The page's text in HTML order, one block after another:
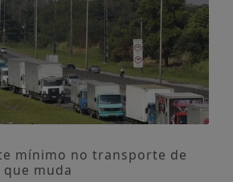
mínimo no transporte de
muda